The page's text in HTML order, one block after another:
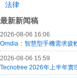
法律
最新新闻稿
2026-08-06 16:06
Omdia：智慧型手機需求疲
2026-08-06 15:59
Tecnotree 2026年上半年實